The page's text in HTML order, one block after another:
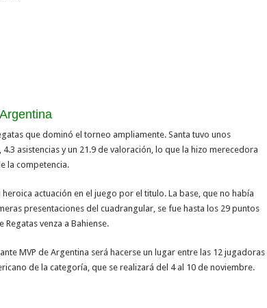
que dominó el torneo ampliamente. Santa tuvo unos
asistencias y un 21.9 de valoración, lo que la hizo merecedora
la competencia.
actuación en el juego por el titulo. La base, que no había
presentaciones del cuadrangular, se fue hasta los 29 puntos
venza a Bahiense.
MVP de Argentina será hacerse un lugar entre las 12 jugadoras
de la categoría, que se realizará del 4 al 10 de noviembre.